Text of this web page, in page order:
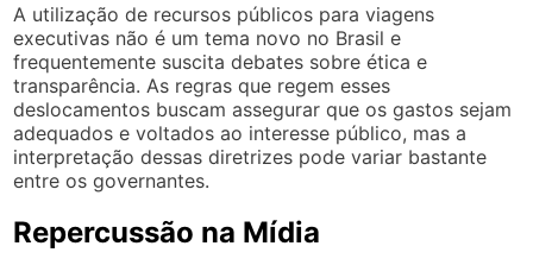
A utilização de recursos públicos para viagens
executivas não é um tema novo no Brasil e
frequentemente suscita debates sobre ética e
transparência. As regras que regem esses
deslocamentos buscam assegurar que os gastos sejam
adequados e voltados ao interesse público, mas a
interpretação dessas diretrizes pode variar bastante
entre os governantes.
Repercussão na Mídia